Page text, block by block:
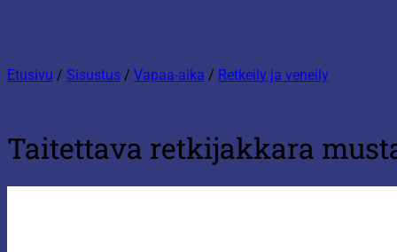
Etusivu / Sisustus / Vapaa-aika / Retkeily ja veneily
Taitettava retkijakkara